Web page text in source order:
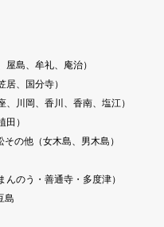
島、牟礼、庵治）
、国分寺）
川岡、香川、香南、塩江）
）
その他（女木島、男木島）
のう・善通寺・多度津）
島